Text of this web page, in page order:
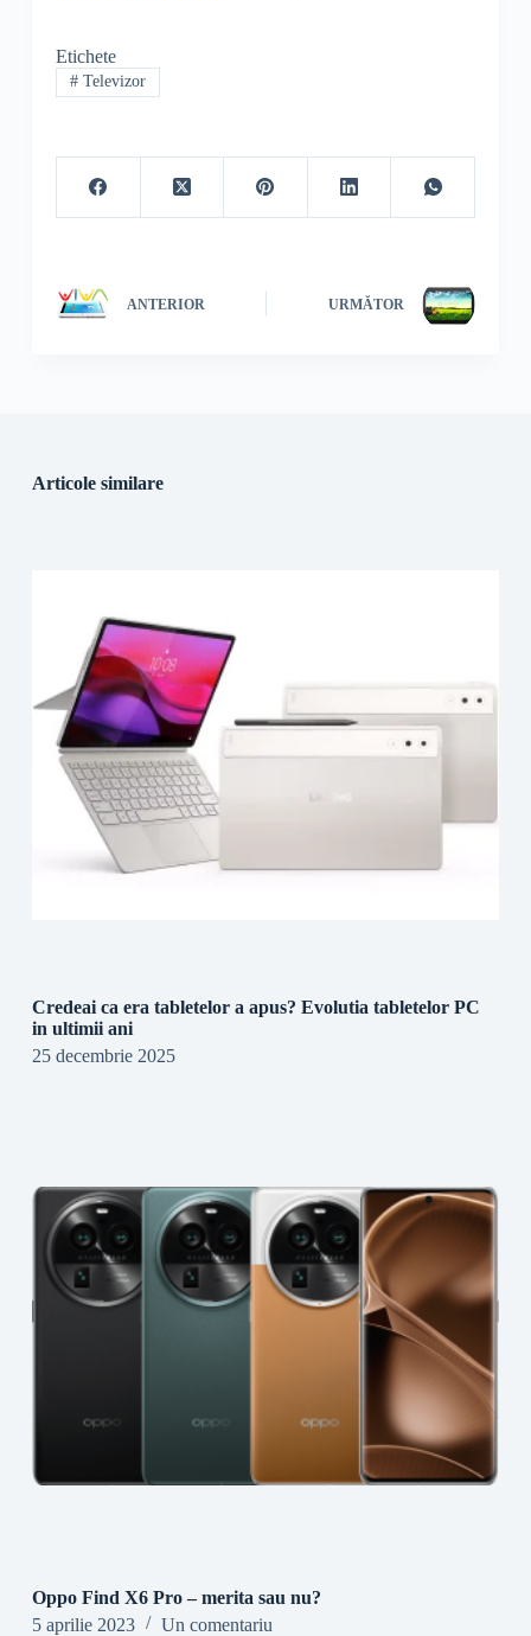
Etichete
#Televizor
ANTERIOR URMĂTOR
Articole similare
Credeai ca era tabletelor a apus? Evolutia tabletelor PC
in ultimii ani
25 decembrie 2025
Oppo Find X6 Pro – merita sau nu?
5 aprilie 2023
Un comentariu